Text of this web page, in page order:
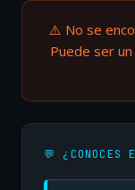
⚠️ No se
Puede ser
💬 ¿CONOCES